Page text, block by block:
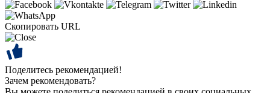
Скопировать URL
Поделитесь рекомендацией!
Зачем рекомендовать?